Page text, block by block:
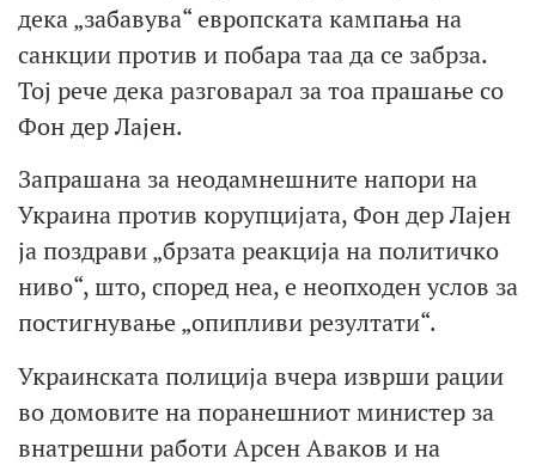
дека „забавува“ европската кампања на
санкции против и побара таа да се забрза.
Тој рече дека разговарал за тоа прашање со
Фон дер Лајен.
Запрашана за неодамнешните напори на
Украина против корупцијата, Фон дер Лајен
ја поздрави „брзата реакција на политичко
ниво“, што, според неа, е неопходен услов за
постигнување „опипливи резултати“.
Украинската полиција вчера изврши рации
во домовите на поранешниот министер за
внатрешни работи Арсен Аваков и на